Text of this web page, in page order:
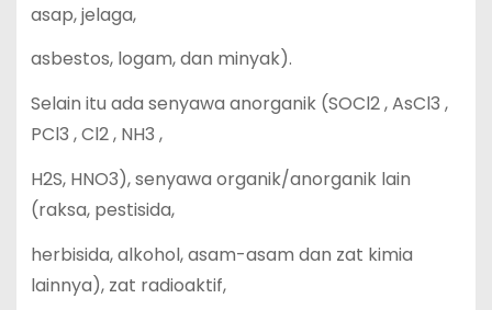
asap, jelaga,
asbestos, logam, dan minyak).
Selain itu ada senyawa anorganik (SOCl2 , AsCl3 ,
PCl3 , Cl2 , NH3 ,
H2S, HNO3), senyawa organik/anorganik lain
(raksa, pestisida,
herbisida, alkohol, asam-asam dan zat kimia
lainnya), zat radioaktif,